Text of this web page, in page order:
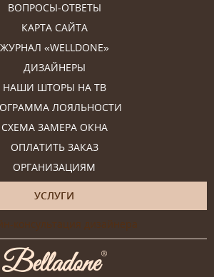
ВОПРОСЫ-ОТВЕТЫ
КАРТА САЙТА
ЖУРНАЛ «WELLDONE»
ДИЗАЙНЕРЫ
НАШИ ШТОРЫ НА ТВ
ЛОЯЛЬНОСТИ
СХЕМА ЗАМЕРА ОКНА
ОПЛАТИТЬ ЗАКАЗ
ОРГАНИЗАЦИЯМ
УСЛУГИ
консультация дизайнера